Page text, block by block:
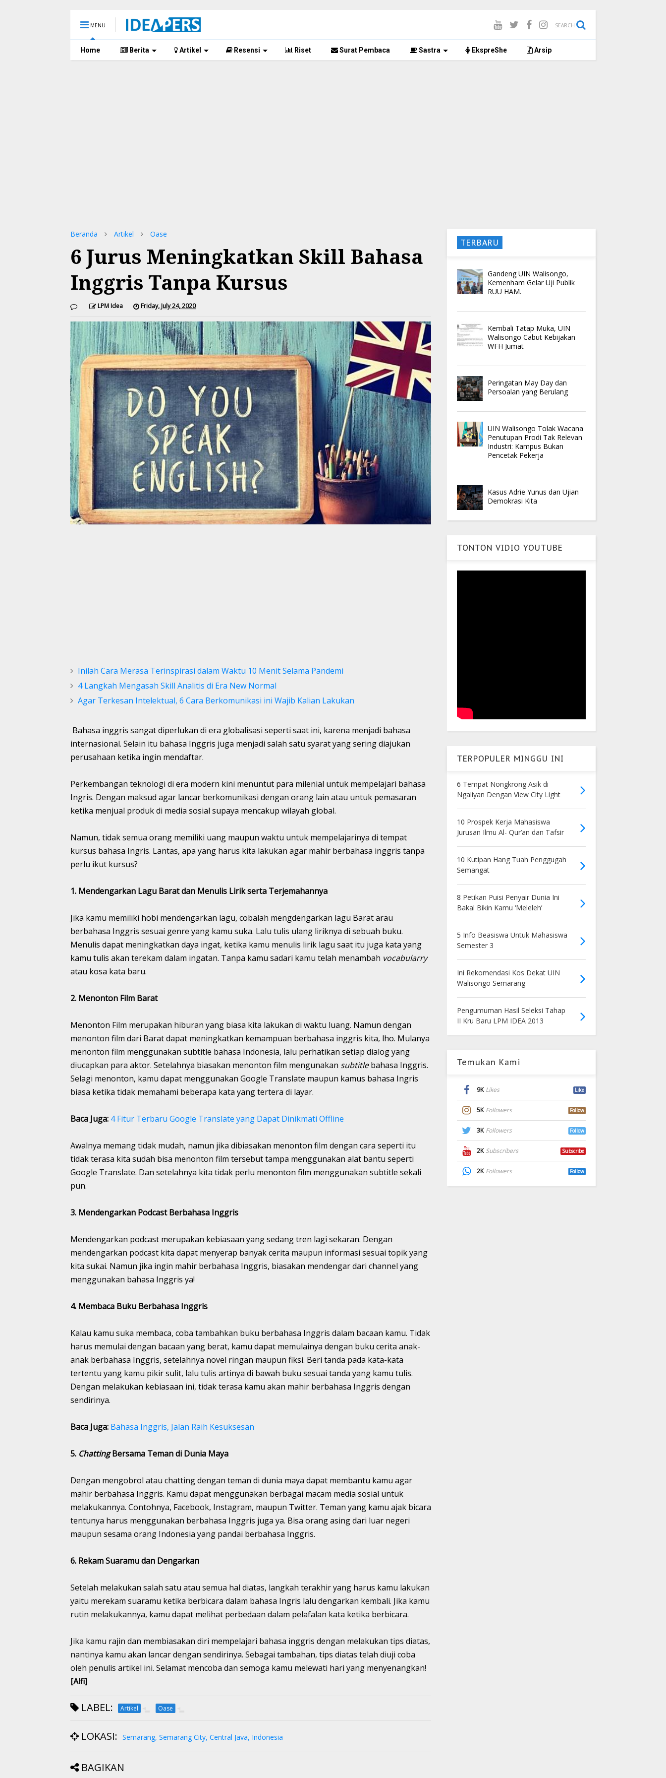
MENU SEARCH
Home Berita Artikel Resensi Riset Surat Pembaca Sastra EkspreShe Arsip
Beranda Artikel Oase
6 Jurus Meningkatkan Skill Bahasa
Inggris Tanpa Kursus
LPM Idea Friday, July 24, 2020
Inilah Cara Merasa Terinspirasi dalam Waktu 10 Menit Selama Pandemi
4 Langkah Mengasah Skill Analitis di Era New Normal
Agar Terkesan Intelektual, 6 Cara Berkomunikasi ini Wajib Kalian Lakukan
Bahasa inggris sangat diperlukan di era globalisasi seperti saat ini, karena menjadi bahasa
internasional. Selain itu bahasa Inggris juga menjadi salah satu syarat yang sering diajukan
perusahaan ketika ingin mendaftar.
Perkembangan teknologi di era modern kini menuntut para milenial untuk mempelajari bahasa
Ingris. Dengan maksud agar lancar berkomunikasi dengan orang lain atau untuk pemasaran
ketika menjual produk di media sosial supaya mencakup wilayah global.
Namun, tidak semua orang memiliki uang maupun waktu untuk mempelajarinya di tempat
kursus bahasa Ingris. Lantas, apa yang harus kita lakukan agar mahir berbahasa inggris tanpa
perlu ikut kursus?
1. Mendengarkan Lagu Barat dan Menulis Lirik serta Terjemahannya
Jika kamu memiliki hobi mendengarkan lagu, cobalah mengdengarkan lagu Barat arau
berbahasa Inggris sesuai genre yang kamu suka. Lalu tulis ulang liriknya di sebuah buku.
Menulis dapat meningkatkan daya ingat, ketika kamu menulis lirik lagu saat itu juga kata yang
kamu tulis akan terekam dalam ingatan. Tanpa kamu sadari kamu telah menambah vocabularry
atau kosa kata baru.
2. Menonton Film Barat
Menonton Film merupakan hiburan yang biasa kita lakukan di waktu luang. Namun dengan
menonton film dari Barat dapat meningkatkan kemampuan berbahasa inggris kita, lho. Mulanya
menonton film menggunakan subtitle bahasa Indonesia, lalu perhatikan setiap dialog yang
diucapkan para aktor. Setelahnya biasakan menonton film mengunakan subtitlebahasa Inggris.
Selagi menonton, kamu dapat menggunakan Google Translate maupun kamus bahasa Ingris
biasa ketika tidak memahami beberapa kata yang tertera di layar.
Baca Juga: 4 Fitur Terbaru Google Translate yang Dapat Dinikmati Offline
Awalnya memang tidak mudah, namun jika dibiasakan menonton film dengan cara seperti itu
tidak terasa kita sudah bisa menonton film tersebut tampa menggunakan alat bantu seperti
Google Translate. Dan setelahnya kita tidak perlu menonton film menggunakan subtitle sekali
pun.
3. Mendengarkan Podcast Berbahasa Inggris
Mendengarkan podcast merupakan kebiasaan yang sedang tren lagi sekaran. Dengan
mendengarkan podcast kita dapat menyerap banyak cerita maupun informasi sesuai topik yang
kita sukai. Namun jika ingin mahir berbahasa Inggris, biasakan mendengar dari channel yang
menggunakan bahasa Inggris ya!
4. Membaca Buku Berbahasa Inggris
Kalau kamu suka membaca, coba tambahkan buku berbahasa Inggris dalam bacaan kamu. Tidak
harus memulai dengan bacaan yang berat, kamu dapat memulainya dengan buku cerita anak-
anak berbahasa Inggris, setelahnya novel ringan maupun fiksi. Beri tanda pada kata-kata
tertentu yang kamu pikir sulit, lalu tulis artinya di bawah buku sesuai tanda yang kamu tulis.
Dengan melakukan kebiasaan ini, tidak terasa kamu akan mahir berbahasa Inggris dengan
sendirinya.
Baca Juga: Bahasa Inggris, Jalan Raih Kesuksesan
5. ChattingBersama Teman di Dunia Maya
Dengan mengobrol atau chatting dengan teman di dunia maya dapat membantu kamu agar
mahir berbahasa Inggris. Kamu dapat menggunakan berbagai macam media sosial untuk
melakukannya. Contohnya, Facebook, Instagram, maupun Twitter. Teman yang kamu ajak bicara
tentunya harus menggunakan berbahasa Inggris juga ya. Bisa orang asing dari luar negeri
maupun sesama orang Indonesia yang pandai berbahasa Inggris.
6. Rekam Suaramu dan Dengarkan
Setelah melakukan salah satu atau semua hal diatas, langkah terakhir yang harus kamu lakukan
yaitu merekam suaramu ketika berbicara dalam bahasa Ingris lalu dengarkan kembali. Jika kamu
rutin melakukannya, kamu dapat melihat perbedaan dalam pelafalan kata ketika berbicara.
Jika kamu rajin dan membiasakan diri mempelajari bahasa inggris dengan melakukan tips diatas,
nantinya kamu akan lancar dengan sendirinya. Sebagai tambahan, tips diatas telah diuji coba
oleh penulis artikel ini. Selamat mencoba dan semoga kamu melewati hari yang menyenangkan!
[Alfi]
LABEL: Artikel Oase
LOKASI: Semarang, Semarang City, Central Java, Indonesia
BAGIKAN
TERBARU
Gandeng UIN Walisongo,
Kemenham Gelar Uji Publik
RUU HAM.
Kembali Tatap Muka, UIN
Walisongo Cabut Kebijakan
WFH Jumat
Peringatan May Day dan
Persoalan yang Berulang
UIN Walisongo Tolak Wacana
Penutupan Prodi Tak Relevan
Industri: Kampus Bukan
Pencetak Pekerja
Kasus Adrie Yunus dan Ujian
Demokrasi Kita
TONTON VIDIO YOUTUBE
TERPOPULER MINGGU INI
6 Tempat Nongkrong Asik di
Ngaliyan Dengan View City Light
10 Prospek Kerja Mahasiswa
Jurusan Ilmu Al- Qur’an dan Tafsir
10 Kutipan Hang Tuah Penggugah
Semangat
8 Petikan Puisi Penyair Dunia Ini
Bakal Bikin Kamu ‘Meleleh’
5 Info Beasiswa Untuk Mahasiswa
Semester 3
Ini Rekomendasi Kos Dekat UIN
Walisongo Semarang
Pengumuman Hasil Seleksi Tahap
II Kru Baru LPM IDEA 2013
Temukan Kami
9K Likes Like
5K Followers Follow
3K Followers Follow
2K Subscribers Subscribe
2K Followers Follow